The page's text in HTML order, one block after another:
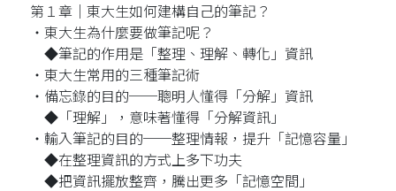
第１章│東大生如何建構自己的筆記？
‧東大生為什麼要做筆記呢？
◆筆記的作用是「整理、理解、轉化」資訊
‧東大生常用的三種筆記術
‧備忘錄的目的──聰明人懂得「分解」資訊
◆「理解」，意味著懂得「分解資訊」
‧輸入筆記的目的──整理情報，提升「記憶容量」
◆在整理資訊的方式上多下功夫
◆把資訊擺放整齊，騰出更多「記憶空間」